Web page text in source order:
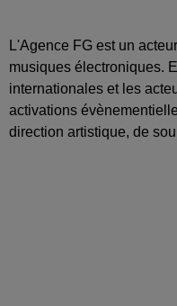
L'Agence FG est un
musiques électroniques.
internationales et les
activations
direction artistique, de